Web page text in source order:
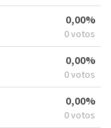
0,00%
0 votos
0,00%
0 votos
0,00%
0 votos